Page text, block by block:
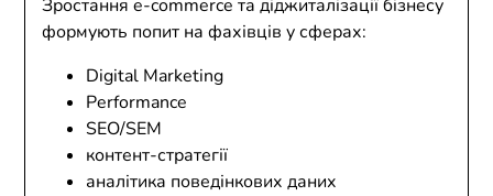
Зростання e-commerce та діджиталізації бізнесу
формують попит на фахівців у сферах:
Digital Marketing
Performance
SEO/SEM
контент-стратегії
аналітика поведінкових даних